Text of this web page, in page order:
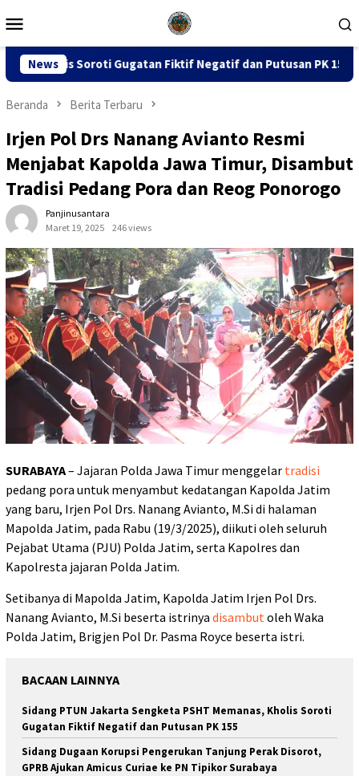
ke
Mobile
News
Fiktif Negatif dan Putusan PK 155 Sidang Dugaan
Beranda Berita Terbaru
Irjen Pol Drs Nanang Avianto Resmi
Menjabat Kapolda Jawa Timur, Disambut
Tradisi Pedang Pora dan Reog Ponorogo
Panjinusantara
Maret 19, 2025
246 views
SURABAYA– Jajaran Polda Jawa Timur menggelar tradisi
pedang pora untuk menyambut kedatangan Kapolda Jatim
yang baru, Irjen Pol Drs. Nanang Avianto, M.Si di halaman
Mapolda Jatim, pada Rabu (19/3/2025), diikuti oleh seluruh
Pejabat Utama (PJU) Polda Jatim, serta Kapolres dan
Kapolresta jajaran Polda Jatim.
Setibanya di Mapolda Jatim, Kapolda Jatim Irjen Pol Drs.
Nanang Avianto, M.Si beserta istrinya disambutoleh Waka
Polda Jatim, Brigjen Pol Dr. Pasma Royce beserta istri.
BACAAN LAINNYA
Sidang PTUN Jakarta Sengketa PSHT Memanas, Kholis Soroti
Gugatan Fiktif Negatif dan Putusan PK 155
Sidang Dugaan Korupsi Pengerukan Tanjung Perak Disorot,
GPRB Ajukan Amicus Curiae ke PN Tipikor Surabaya